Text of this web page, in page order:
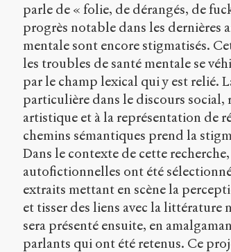
parle de « folie, de dérangés, de
progrès notable dans les dernières
mentale sont encore stigmatisés.
les troubles de santé mentale se
par le champ lexical qui y est relié.
particulière dans le discours social,
artistique et à la représentation de
chemins sémantiques prend la
Dans le contexte de cette
autofictionnelles ont été
extraits mettant en scène la
et tisser des liens avec la
sera présenté ensuite, en
parlants qui ont été retenus. Ce